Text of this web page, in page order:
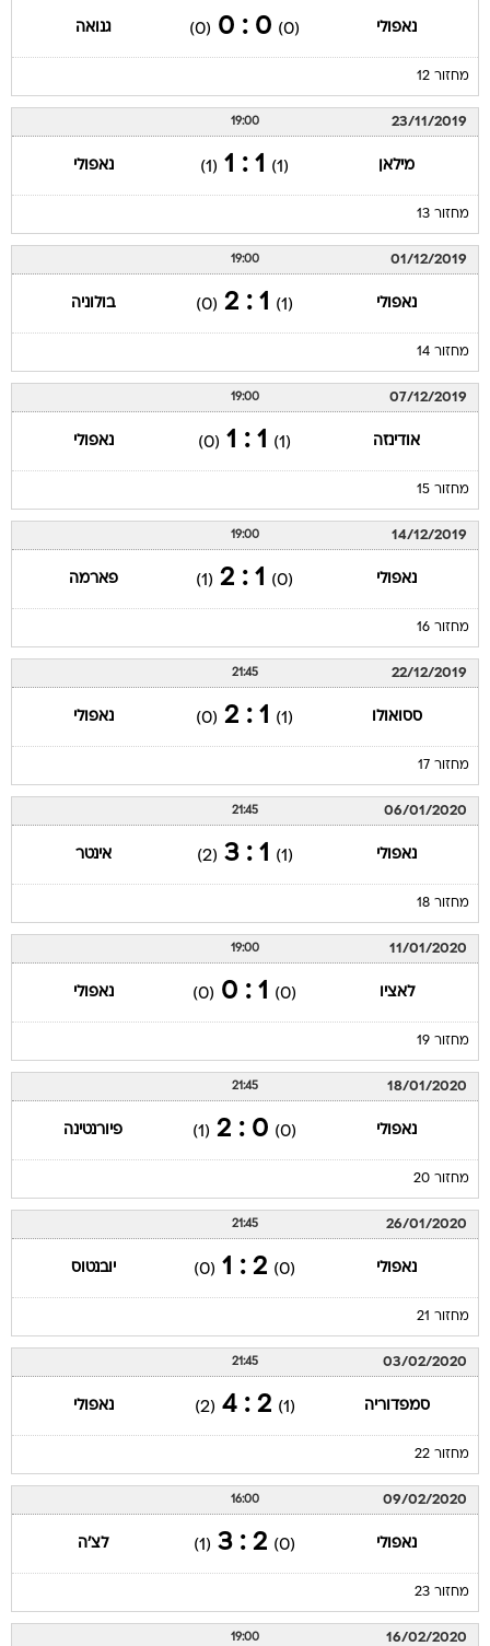
נאפולי (0)
0 : 0
(0) גנואה
מחזור 12
23/11/2019
19:00
מילאן (1)
1 : 1
(1) נאפולי
מחזור 13
01/12/2019
19:00
נאפולי (1)
1 : 2
(0) בולוניה
מחזור 14
07/12/2019
19:00
אודינזה (1)
1 : 1
(0) נאפולי
מחזור 15
14/12/2019
19:00
נאפולי (0)
1 : 2
(1) פארמה
מחזור 16
22/12/2019
21:45
ססואולו (1)
1 : 2
(0) נאפולי
מחזור 17
06/01/2020
21:45
נאפולי (1)
1 : 3
(2) אינטר
מחזור 18
11/01/2020
19:00
לאציו (0)
1 : 0
(0) נאפולי
מחזור 19
18/01/2020
21:45
נאפולי (0)
0 : 2
(1) פיורנטינה
מחזור 20
26/01/2020
21:45
נאפולי (0)
2 : 1
(0) יובנטוס
מחזור 21
03/02/2020
21:45
סמפדוריה (1)
2 : 4
(2) נאפולי
מחזור 22
09/02/2020
16:00
נאפולי (0)
2 : 3
(1) לצ'ה
מחזור 23
16/02/2020
19:00